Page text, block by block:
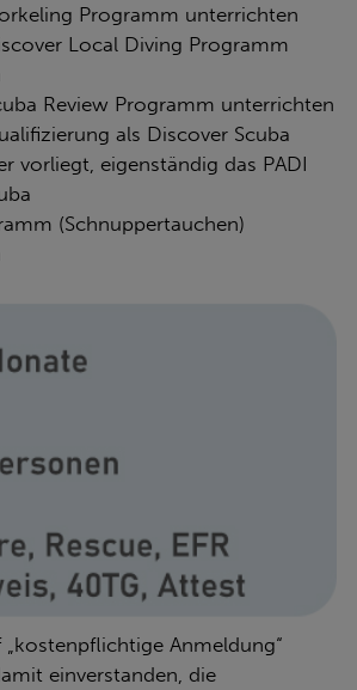
Programm unterrichten
Local Diving Programm
Review Programm unterrichten
als Discover Scuba
vorliegt, eigenständig das PADI
(Schnuppertauchen)
Anmeldung“
einverstanden, die